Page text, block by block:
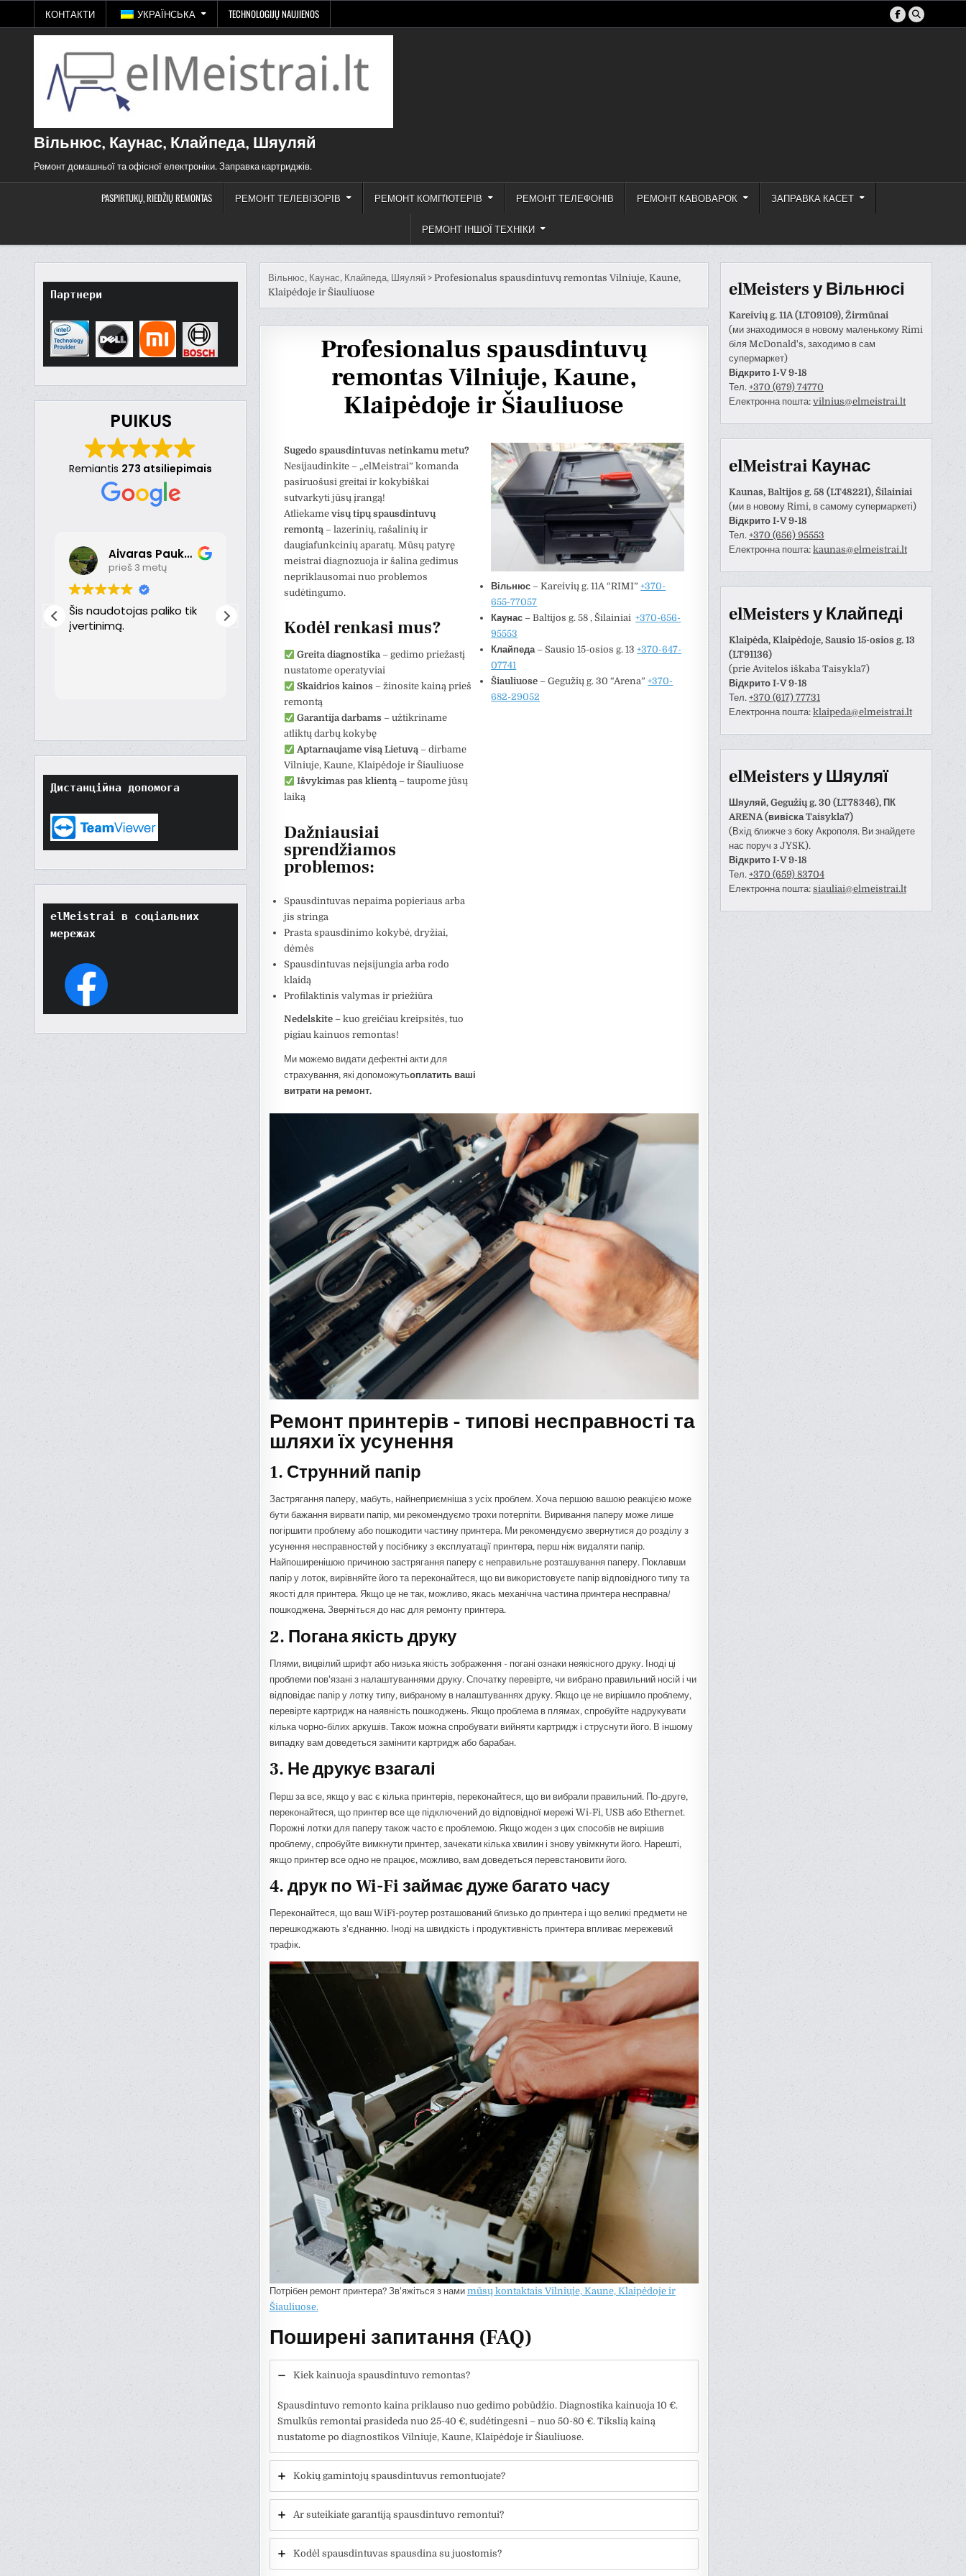
КОНТАКТИ УКРАЇНСЬКА TECHNOLOGIJŲ NAUJIENOS
Вільнюс, Каунас, Клайпеда, Шяуляй
Ремонт домашньої та офісної електроніки. Заправка картриджів.
PASPIRTUKŲ, RIEDŽIŲ REMONTAS РЕМОНТ ТЕЛЕВІЗОРІВ РЕМОНТ КОМП'ЮТЕРІВ РЕМОНТ ТЕЛЕФОНІВ РЕМОНТ КАВОВАРОК ЗАПРАВКА КАСЕТ
РЕМОНТ ІНШОЇ ТЕХНІКИ
Партнери
PUIKUS
Remiantis 273 atsiliepimais
Aivaras Paukste
prieš 3 metų
Šis naudotojas paliko tik
įvertinimą.
Donatas Krv
prieš 3 metų
Vytautas Ragaisis
Šis naudotojas paliko tik
įvertinimą.
Anastazija Lukoševičienė
Šis naudotojas paliko tik
įvertinimą.
Mandagus bendravimas ir
greitai bei kokybiškai
atliktas darbas.
Дистанційна допомога
elMeistrai в соціальних
мережах
Вільнюс, Каунас, Клайпеда, Шяуляй> Profesionalus spausdintuvų remontas Vilniuje, Kaune,
Klaipėdoje ir Šiauliuose
Profesionalus spausdintuvų
remontas Vilniuje, Kaune,
Klaipėdoje ir Šiauliuose
Sugedo spausdintuvas netinkamu metu?
Nesijaudinkite – „elMeistrai” komanda
pasiruošusi greitai ir kokybiškai
sutvarkyti jūsų įrangą!
Atliekame visų tipų spausdintuvų
remontą– lazerinių, rašalinių ir
daugiafunkcinių aparatų. Mūsų patyrę
meistrai diagnozuoja ir šalina gedimus
nepriklausomai nuo problemos
sudėtingumo.
Kodėl renkasi mus?
Greita diagnostika– gedimo priežastį
nustatome operatyviai
Skaidrios kainos– žinosite kainą prieš
remontą
Garantija darbams– užtikriname
atliktų darbų kokybę
Aptarnaujame visą Lietuvą– dirbame
Vilniuje, Kaune, Klaipėdoje ir Šiauliuose
Išvykimas pas klientą– taupome jūsų
laiką
Dažniausiai
sprendžiamos
problemos:
Spausdintuvas nepaima popieriaus arba
jis stringa
Prasta spausdinimo kokybė, dryžiai,
dėmės
Spausdintuvas neįsijungia arba rodo
klaidą
Profilaktinis valymas ir priežiūra
Nedelskite– kuo greičiau kreipsitės, tuo
pigiau kainuos remontas!
Ми можемо видати дефектні акти для
страхування, які допоможутьоплатить ваші
витрати на ремонт.
Вільнюс – Kareivių g. 11A “RIMI”+370-
655-77057
Каунас – Baltijos g. 58 , Šilainiai+370-656-
95553
Клайпеда – Sausio 15-osios g. 13+370-647-
07741
Šiauliuose – Gegužių g. 30 “Arena”+370-
682-29052
Ремонт принтерів - типові несправності та
шляхи їх усунення
1. Струнний папір
Застрягання паперу, мабуть, найнеприємніша з усіх проблем. Хоча першою вашою реакцією може
бути бажання вирвати папір, ми рекомендуємо трохи потерпіти. Виривання паперу може лише
погіршити проблему або пошкодити частину принтера. Ми рекомендуємо звернутися до розділу з
усунення несправностей у посібнику з експлуатації принтера, перш ніж видаляти папір.
Найпоширенішою причиною застрягання паперу є неправильне розташування паперу. Поклавши
папір у лоток, вирівняйте його та переконайтеся, що ви використовуєте папір відповідного типу та
якості для принтера. Якщо це не так, можливо, якась механічна частина принтера несправна/
пошкоджена. Зверніться до нас для ремонту принтера.
2. Погана якість друку
Плями, вицвілий шрифт або низька якість зображення - погані ознаки неякісного друку. Іноді ці
проблеми пов'язані з налаштуваннями друку. Спочатку перевірте, чи вибрано правильний носій і чи
відповідає папір у лотку типу, вибраному в налаштуваннях друку. Якщо це не вирішило проблему,
перевірте картридж на наявність пошкоджень. Якщо проблема в плямах, спробуйте надрукувати
кілька чорно-білих аркушів. Також можна спробувати вийняти картридж і струснути його. В іншому
випадку вам доведеться замінити картридж або барабан.
3. Не друкує взагалі
Перш за все, якщо у вас є кілька принтерів, переконайтеся, що ви вибрали правильний. По-друге,
переконайтеся, що принтер все ще підключений до відповідної мережі Wi-Fi, USB або Ethernet.
Порожні лотки для паперу також часто є проблемою. Якщо жоден з цих способів не вирішив
проблему, спробуйте вимкнути принтер, зачекати кілька хвилин і знову увімкнути його. Нарешті,
якщо принтер все одно не працює, можливо, вам доведеться перевстановити його.
4. друк по Wi-Fi займає дуже багато часу
Переконайтеся, що ваш WiFi-роутер розташований близько до принтера і що великі предмети не
перешкоджають з'єднанню. Іноді на швидкість і продуктивність принтера впливає мережевий
трафік.
Потрібен ремонт принтера? Зв'яжіться з нами mūsų kontaktais Vilniuje, Kaune, Klaipėdoje ir
Šiauliuose.
Поширені запитання (FAQ)
Kiek kainuoja spausdintuvo remontas?
Spausdintuvo remonto kaina priklauso nuo gedimo pobūdžio. Diagnostika kainuoja 10 €.
Smulkūs remontai prasideda nuo 25-40 €, sudėtingesni – nuo 50-80 €. Tikslią kainą
nustatome po diagnostikos Vilniuje, Kaune, Klaipėdoje ir Šiauliuose.
Kokių gamintojų spausdintuvus remontuojate?
Ar suteikiate garantiją spausdintuvo remontui?
Kodėl spausdintuvas spausdina su juostomis?
elMeisters у Вільнюсі
Kareivių g. 11A (LT09109), Žirmūnai
(ми знаходимося в новому маленькому Rimi
біля McDonald's, заходимо в сам
супермаркет)
Відкрито I-V 9-18
Тел. +370 (679) 74770
Електронна пошта: vilnius@elmeistrai.lt
elMeistrai Каунас
Kaunas, Baltijos g. 58 (LT48221), Šilainiai
(ми в новому Rimi, в самому супермаркеті)
Відкрито I-V 9-18
Тел. +370 (656) 95553
Електронна пошта: kaunas@elmeistrai.lt
elMeisters у Клайпеді
Klaipėda, Klaipėdoje, Sausio 15-osios g. 13
(LT91136)
(prie Avitelos iškaba Taisykla7)
Відкрито I-V 9-18
Тел. +370 (617) 77731
Електронна пошта: klaipeda@elmeistrai.lt
elMeisters у Шяуляї
Шяуляй, Gegužių g. 30 (LT78346), ПК
ARENA (вивіска Taisykla7)
(Вхід ближче з боку Акрополя. Ви знайдете
нас поруч з JYSK).
Відкрито I-V 9-18
Тел. +370 (659) 83704
Електронна пошта: siauliai@elmeistrai.lt